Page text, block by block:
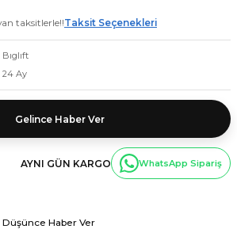
taksitlerle!!Taksit Seçenekleri
Bıglıft
24 Ay
Gelince Haber Ver
AYNI GÜN KARGO WhatsApp Sipariş
Düşünce Haber Ver